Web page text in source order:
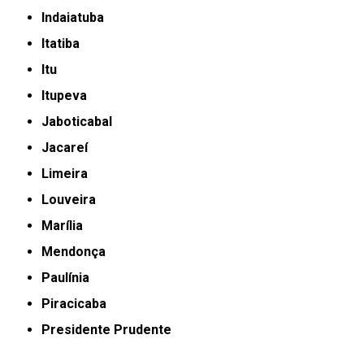
Indaiatuba
Itatiba
Itu
Itupeva
Jaboticabal
Jacareí
Limeira
Louveira
Marília
Mendonça
Paulínia
Piracicaba
Presidente Prudente